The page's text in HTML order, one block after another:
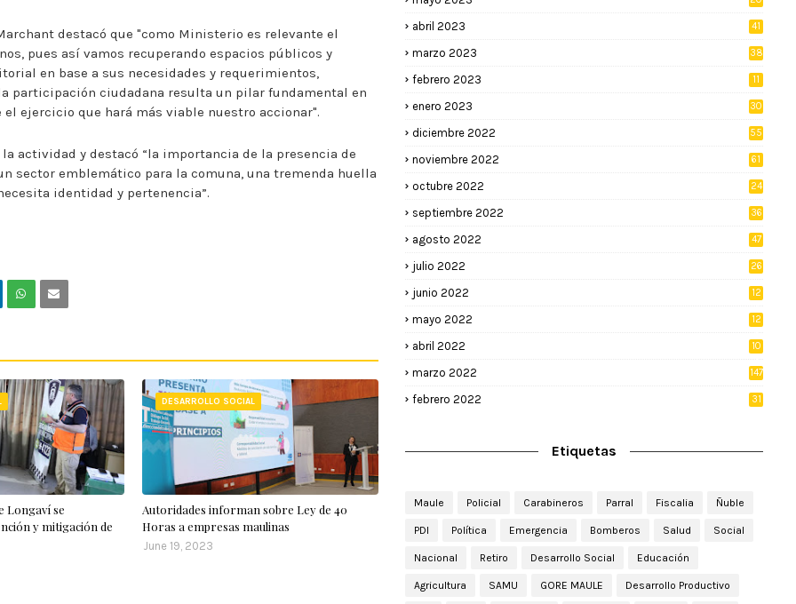
destacó que "como Ministerio es relevante el
pues así vamos recuperando espacios públicos y
en base a sus necesidades y requerimientos,
participación ciudadana resulta un pilar fundamental en
ejercicio que hará más viable nuestro accionar".
actividad y destacó “la importancia de la presencia de
sector emblemático para la comuna, una tremenda huella
identidad y pertenencia”.
Longaví se
y mitigación de
DESARROLLO SOCIAL
Autoridades informan sobre Ley de 40
Horas a empresas maulinas
June 19, 2023
abril 2023 41
marzo 2023 38
febrero 2023 11
enero 2023 30
diciembre 2022 55
noviembre 2022 61
octubre 2022 24
septiembre 2022 36
agosto 2022 47
julio 2022 26
junio 2022
12
mayo 2022
12
abril 2022
10
marzo 2022 147
febrero 2022 31
Etiquetas
Maule Policial Carabineros Parral Fiscalia Ñuble
PDI Política Emergencia Bomberos Salud Social
Nacional Retiro Desarrollo Social Educación
Agricultura SAMU GORE MAULE Desarrollo Productivo